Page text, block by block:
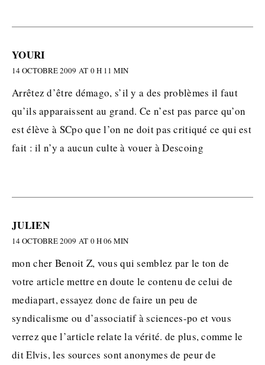
YOURI
14 OCTOBRE 2009 AT 0 H 11 MIN
Arrêtez d’être démago, s’il y a des problèmes il faut
qu’ils apparaissent au grand. Ce n’est pas parce qu’on
est élève à SCpo que l’on ne doit pas critiqué ce qui est
fait : il n’y a aucun culte à vouer à Descoing
JULIEN
14 OCTOBRE 2009 AT 0 H 06 MIN
mon cher Benoit Z, vous qui semblez par le ton de
votre article mettre en doute le contenu de celui de
mediapart, essayez donc de faire un peu de
syndicalisme ou d’associatif à sciences-po et vous
verrez que l’article relate la vérité. de plus, comme le
dit Elvis, les sources sont anonymes de peur de